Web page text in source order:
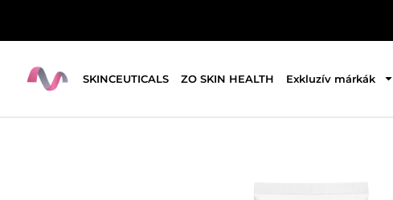
SKINCEUTICALS ZO SKIN HEALTH Exkluzív márkák